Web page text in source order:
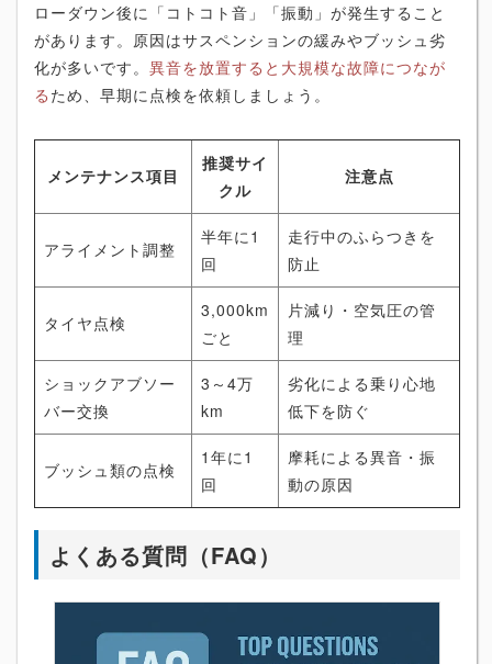
ローダウン後に「コトコト音」「振動」が発生すること
があります。原因はサスペンションの緩みやブッシュ劣
化が多いです。 異音を放置すると大規模な故障につなが
る ため、早期に点検を依頼しましょう。
メンテナンス項目
推奨サイ
クル
注意点
アライメント調整
半年に1
回
走行中のふらつきを
防止
タイヤ点検
3,000km
ごと
片減り・空気圧の管
理
ショックアブソー
バー交換
3～4万
km
劣化による乗り心地
低下を防ぐ
ブッシュ類の点検
1年に1
回
摩耗による異音・振
動の原因
よくある質問（FAQ）